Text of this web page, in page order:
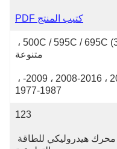
كتيب المنتج PDF
500 ، 500C / 595C / 695C (312 _) ،
متنوعة
2010-2016 ، 2008-2016 ، 2009- ،
1977-1987
123
Abarth ، محرك هيدروليكي للطاقة